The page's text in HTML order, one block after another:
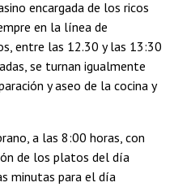
encargada de los ricos
en la línea de
entre las 12.30 y las 13:30
se turnan igualmente
y aseo de la cocina y
a las 8:00 horas, con
de los platos del día
minutas para el día